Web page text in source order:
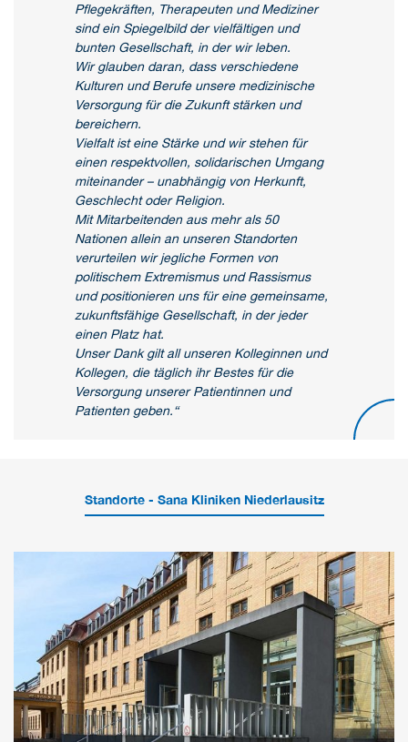
Pflegekräften, Therapeuten und Mediziner
sind ein Spiegelbild der vielfältigen und
bunten Gesellschaft, in der wir leben.
Wir glauben daran, dass verschiedene
Kulturen und Berufe unsere medizinische
Versorgung für die Zukunft stärken und
bereichern.
Vielfalt ist eine Stärke und wir stehen für
einen respektvollen, solidarischen Umgang
miteinander – unabhängig von Herkunft,
Geschlecht oder Religion.
Mit Mitarbeitenden aus mehr als 50
Nationen allein an unseren Standorten
verurteilen wir jegliche Formen von
politischem Extremismus und Rassismus
und positionieren uns für eine gemeinsame,
zukunftsfähige Gesellschaft, in der jeder
einen Platz hat.
Unser Dank gilt all unseren Kolleginnen und
Kollegen, die täglich ihr Bestes für die
Versorgung unserer Patientinnen und
Patienten geben.“
Standorte - Sana Kliniken Niederlausitz